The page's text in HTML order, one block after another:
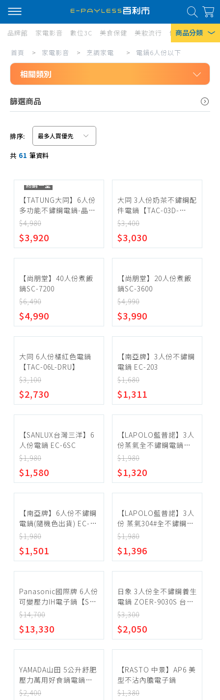
商品分類
熱門搜尋
風扇
除濕機
衛生紙
品牌館 家電影音 數位3C 美食保健 美妝流行 傢俱寢具 居
電
鍋
人
份
以
下
首頁 > 家電影音 > 烹調家電 > 電鍋6人份以下
相關類別
烹調家電
電烤箱10L以下
電烤箱11L-20L
電烤箱21L-40L
電烤箱41L以上
微波爐21-30L
微波爐31L以上
電鍋6人份以下
電鍋7-10人份
電鍋11人份以上
電子鍋5人份以下
電子鍋6人份
電子鍋7-10人份
其他配件
篩選商品
信用卡/Line Pay/ATM
分期0利率
超商付款
排序:
共 61 筆資料
熱銷一空
【TATUNG大同】6人份
多功能不鏽鋼電鍋-晶鑽
灰 TAC-06I-NIG
$4,980
$3,920
大同 3人份奶茶不鏽鋼配
件電鍋【TAC-03D-
NBI】
$3,400
$3,030
【尚朋堂】40人份煮飯
鍋SC-7200
$6,490
$4,990
【尚朋堂】20人份煮飯
鍋SC-3600
$4,990
$3,990
大同 6人份橘紅色電鍋
【TAC-06L-DRU】
$3,100
$2,730
【南亞牌】3人份不鏽鋼
電鍋 EC-203
$1,680
$1,311
【SANLUX台灣三洋】6
人份電鍋 EC-6SC
$1,980
$1,580
【LAPOLO藍普諾】3人
份蒸氣全不鏽鋼電鍋
LAN5-2203A
$1,980
$1,320
【南亞牌】6人份不鏽鋼
電鍋(隨機色出貨) EC-
206
$1,980
$1,501
【LAPOLO藍普諾】3人
份 蒸氣304#全不鏽鋼電
鍋 LAN5-2203A
$1,980
$1,396
Panasonic國際牌 6人份
可變壓力IH電子鍋【SR-
N310D】
$14,700
$13,330
日象 3人份全不鏽鋼養生
電鍋 ZOER-9030S 台灣
製
$3,300
$2,050
YAMADA山田 5公升舒肥
壓力萬用好食鍋電鍋
【YPC-50HS010】
$2,400
【RASTO 中景】AP6 美
型不沾內膽電子鍋
$1,380